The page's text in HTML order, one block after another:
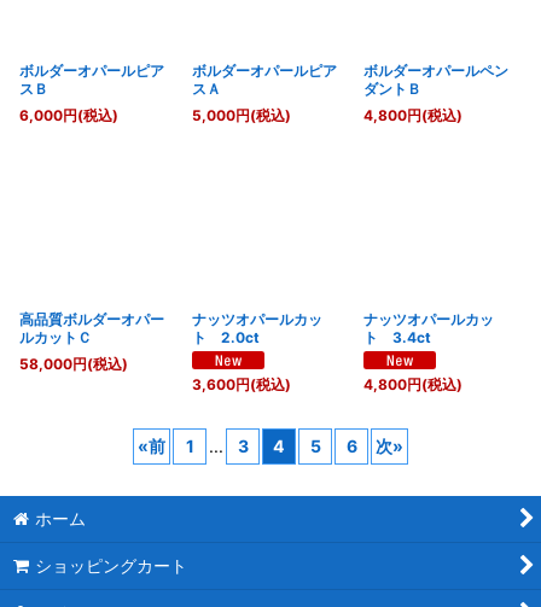
ボルダーオパールピア
スＢ
6,000円(税込)
ボルダーオパールピア
スＡ
5,000円(税込)
ボルダーオパールペン
ダントＢ
4,800円(税込)
高品質ボルダーオパー
ルカットＣ
58,000円(税込)
ナッツオパールカッ
ト 2.0ct
3,600円(税込)
ナッツオパールカッ
ト 3.4ct
4,800円(税込)
«前 1 ... 3 4 5 6 次»
ホーム
ショッピングカート